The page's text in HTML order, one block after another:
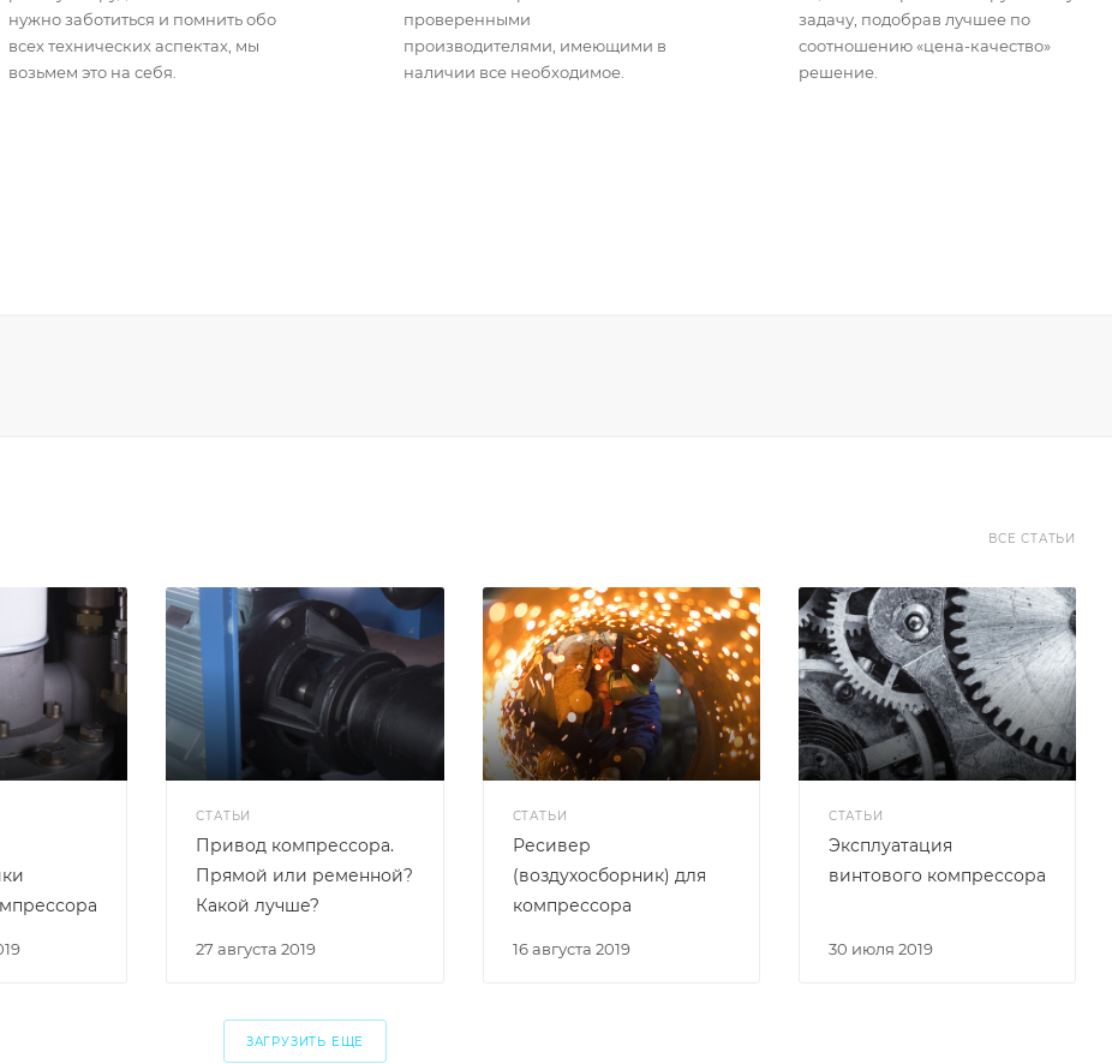
нужно заботиться и помнить обо
всех технических аспектах, мы
возьмем это на себя.
проверенными
производителями, имеющими в
наличии все необходимое.
задачу, подобрав лучшее по
соотношению «цена-качество»
решение.
ВСЕ СТАТЬИ
СТАТЬИ
27 августа 2019
Привод компрессора.
Прямой или ременной?
Какой лучше?
СТАТЬИ
16 августа 2019
Ресивер
(воздухосборник) для
компрессора
СТАТЬИ
30 июля 2019
Эксплуатация
винтового компрессора
ЗАГРУЗИТЬ ЕЩЕ